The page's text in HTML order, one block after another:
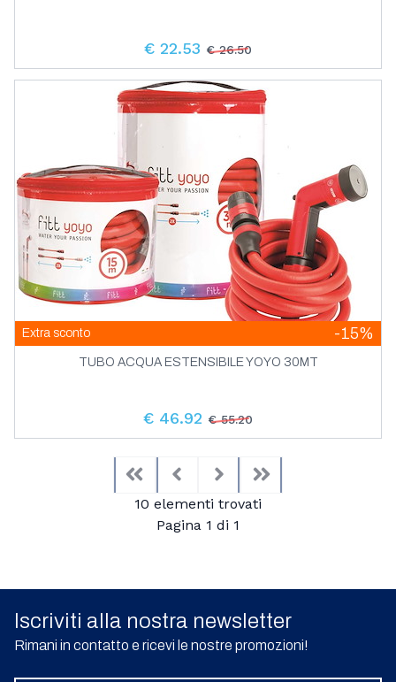
€ 22.53 € 26.50
Extra sconto -15%
TUBO ACQUA ESTENSIBILE YOYO 30MT
€ 46.92 € 55.20
FirstPrevious
10 elementi trovati
Pagina 1 di 1
Next
Iscriviti alla nostra newsletter
Rimani in contatto e ricevi le nostre promozioni!